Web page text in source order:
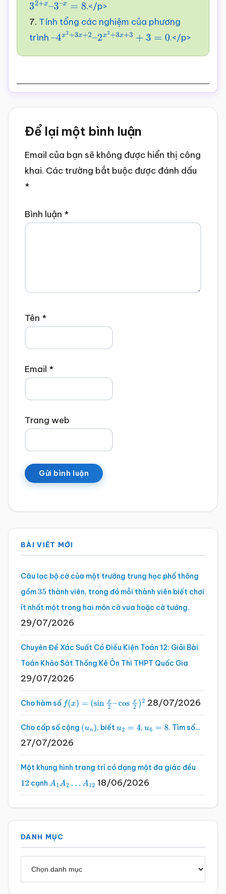
32 +x–3 – x= 8.</p>
7. Tính tổng các nghiệm của phương
trình –4x 2 +3 x+2–
2x2+3x+3+3=0
.</p>
Reader
Interactions
Để lại một bình luận
Email của bạn sẽ không được hiển thị công
khai. Các trường bắt buộc được đánh dấu
*
Bình luận *
Tên *
Email *
Trang web
Sidebar
chính
BÀI VIẾT MỚI
Câu lạc bộ cờ của một trường trung học phổ thông
gồm35 thành viên, trong đó mỗi thành viên biết chơi
ít nhất một trong hai môn cờ vua hoặc cờ tướng.
29/07/2026
Chuyên Đề Xác Suất Có Điều Kiện Toán 12: Giải Bài
Toán Khảo Sát Thống Kê Ôn Thi THPT Quốc Gia
29/07/2026
Cho hàm số f(x)=(sinx2 –cosx2 )2 28/07/2026
Cho cấp số cộng (un), biếtu2 =4 , u6 =8 . Tìm số…
27/07/2026
Một khung hình trang trí có dạng một đa giác đều
12 cạnh A1A2…A 12 18/06/2026
DANH MỤC